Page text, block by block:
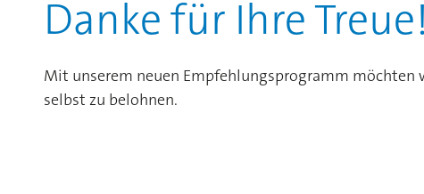
Danke für Ihre Treue!
Mit unserem neuen Empfehlungsprogramm
selbst zu belohnen.